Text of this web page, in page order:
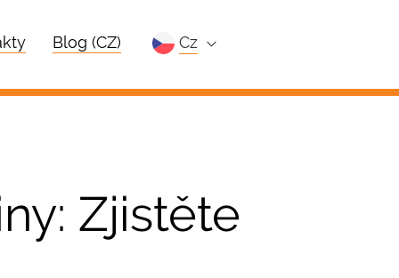
Blog (CZ) cz
Zjistěte